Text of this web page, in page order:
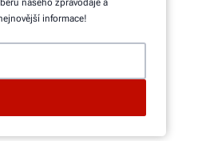
měsíců!
INFORMACE
našeho zpravodaje a
informace!